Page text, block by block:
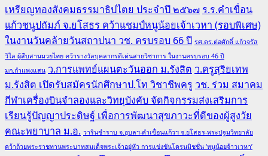
เหรียญทองสังคมธรรมาธิปไตย ประจำปี ๒๕๖๗ ร.ร.คำเขื่อน
แก้วชนูปถัมภ์ จ.ยโสธร คว้าแชมป์หนูน้อยเจ้าเวหา (รอบพิเศษ)
ในงานวันคล้ายวันสถาปนา วช. ครบรอบ 66 ปี รศ.ดร.ต่อศักดิ์ แก้วจรัส
วิไล ผู้สืบสานมวยไทย คว้ารางวัลบุคลากรดีเด่นสายวิชาการ ในงานครบรอบ 46 ปี
มก.กำแพงแสน ว.การแพทย์แผนตะวันออก ม.รังสิต ว.ครูสุริยเทพ
ม.รังสิต เปิดรับสมัครนักศึกษาป.โท วิชาชีพครู วช. ร่วม สมาคม
กีฬาเครื่องบินจำลองและวิทยุบังคับ จัดกิจกรรมส่งเสริมการ
เรียนรู้ปัญญาประดิษฐ์ เพื่อการพัฒนาสุขภาวะที่ดีของผู้สูงวัย
คณะพยาบาล ม.อ. วารินชำราบ จ.อุบลฯ-คำเขื่อนแก้วฯ จ.ยโสธร-พระปฐมวิทยาลัย
คว้าถ้วยพระราชทานพระบาทสมเด็จพระเจ้าอยู่หัว การแข่งขันโดรนมิชชั่น ‘หนูน้อยจ้าวเวหา’